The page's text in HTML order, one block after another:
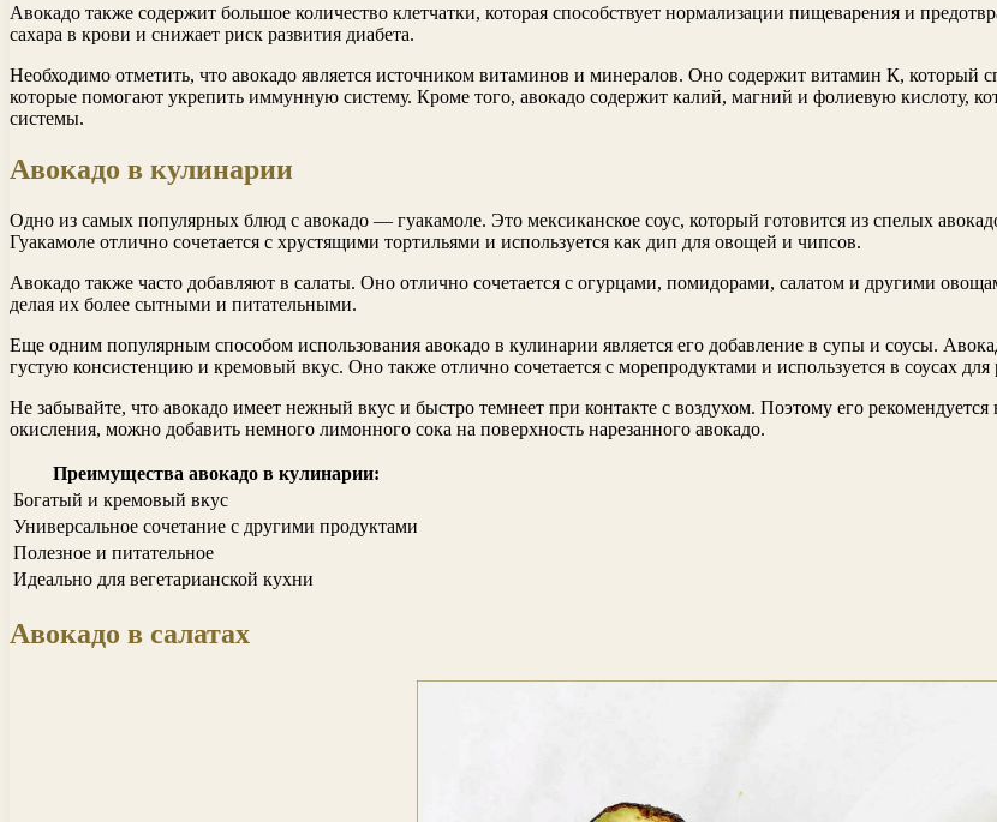
Авокадо также содержит большое количество клетчатки, которая способствует нормализации пищеварения и
сахара в крови и снижает риск развития диабета.
Необходимо отметить, что авокадо является источником витаминов и минералов. Оно содержит витамин К, который
которые помогают укрепить иммунную систему. Кроме того, авокадо содержит калий, магний и фолиевую кислоту,
системы.
Авокадо в кулинарии
Одно из самых популярных блюд с авокадо — гуакамоле. Это мексиканское соус, который готовится из спелых
Гуакамоле отлично сочетается с хрустящими тортильями и используется как дип для овощей и чипсов.
Авокадо также часто добавляют в салаты. Оно отлично сочетается с огурцами, помидорами, салатом и другими
делая их более сытными и питательными.
Еще одним популярным способом использования авокадо в кулинарии является его добавление в супы и соусы.
густую консистенцию и кремовый вкус. Оно также отлично сочетается с морепродуктами и используется в соусах
Не забывайте, что авокадо имеет нежный вкус и быстро темнеет при контакте с воздухом. Поэтому его
окисления, можно добавить немного лимонного сока на поверхность нарезанного авокадо.
Преимущества авокадо в кулинарии:
Богатый и кремовый вкус
Универсальное сочетание с другими продуктами
Полезное и питательное
Идеально для вегетарианской кухни
Авокадо в салатах